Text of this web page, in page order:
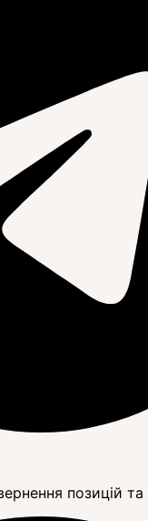
позицій та